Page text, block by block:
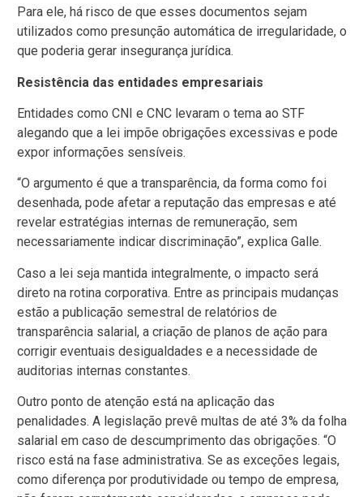
Para ele, há risco de que esses documentos sejam
utilizados como presunção automática de irregularidade, o
que poderia gerar insegurança jurídica.
Resistência das entidades empresariais
Entidades como CNI e CNC levaram o tema ao STF
alegando que a lei impõe obrigações excessivas e pode
expor informações sensíveis.
“O argumento é que a transparência, da forma como foi
desenhada, pode afetar a reputação das empresas e até
revelar estratégias internas de remuneração, sem
necessariamente indicar discriminação”, explica Galle.
Caso a lei seja mantida integralmente, o impacto será
direto na rotina corporativa. Entre as principais mudanças
estão a publicação semestral de relatórios de
transparência salarial, a criação de planos de ação para
corrigir eventuais desigualdades e a necessidade de
auditorias internas constantes.
Outro ponto de atenção está na aplicação das
penalidades. A legislação prevê multas de até 3% da folha
salarial em caso de descumprimento das obrigações. “O
risco está na fase administrativa. Se as exceções legais,
como diferença por produtividade ou tempo de empresa,